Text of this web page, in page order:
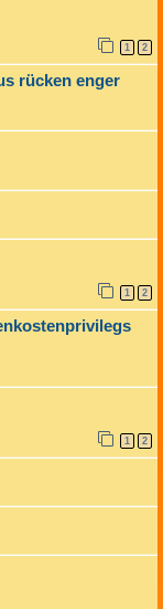
1 2
rücken enger
1 2
1 2